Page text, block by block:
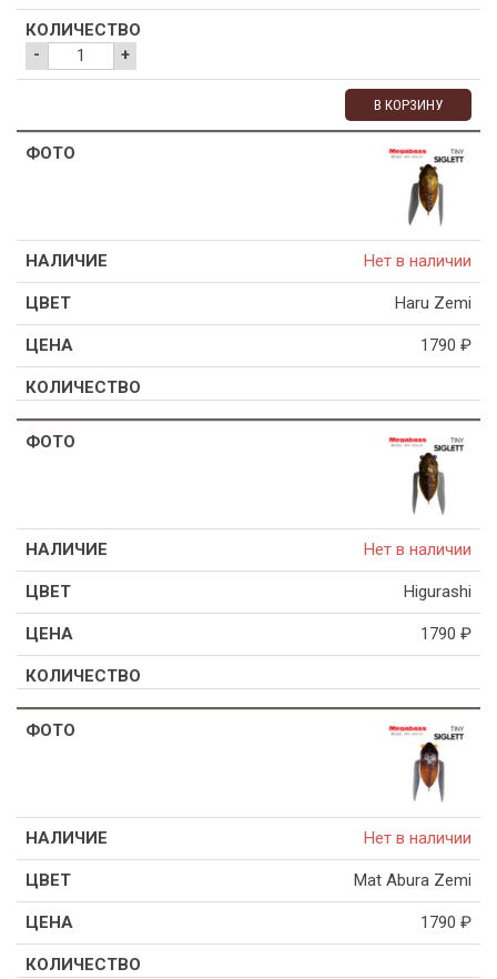
- +
В КОРЗИНУ
Нет в наличии
Haru Zemi
1790 ₽
Нет в наличии
Higurashi
1790 ₽
Нет в наличии
Mat Abura Zemi
1790 ₽